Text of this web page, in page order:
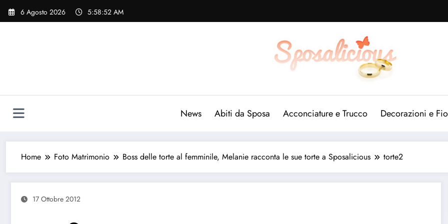
Vai
6 Agosto 2026 5:58:53 AM
News Abiti da Sposa Acconciature e Trucco Decorazioni e
Home Foto Matrimonio Boss delle torte al femminile, Melanie racconta le sue torte a Sposalicious torte2
17 Ottobre 2012